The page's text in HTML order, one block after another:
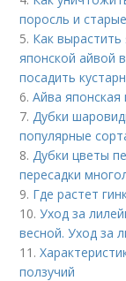
поросль и
5. Как
японской айвой
посадить
6.Айва японская
7. Дубки
популярные
8. Дубки цветы
пересадки
9. Где растет
10.Уход за
весной. Уход за
11.
ползучий